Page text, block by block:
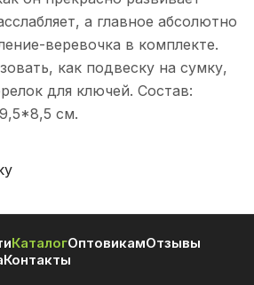
а главное абсолютно
веревочка в комплекте.
как подвеску на сумку,
для ключей. Состав:
см.
КаталогОптовикамОтзывы
Контакты